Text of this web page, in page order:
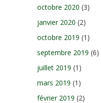
octobre 2020 (3)
janvier 2020 (2)
octobre 2019 (1)
septembre 2019 (6)
juillet 2019 (1)
mars 2019 (1)
février 2019 (2)